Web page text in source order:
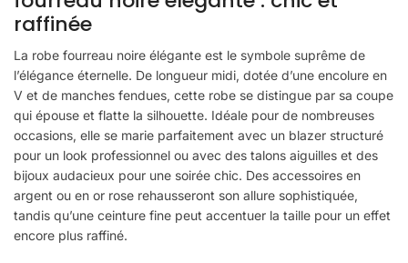
raffinée
La robe fourreau noire élégante est le symbole suprême de
l’élégance éternelle. De longueur midi, dotée d’une encolure en
V et de manches fendues, cette robe se distingue par sa coupe
qui épouse et flatte la silhouette. Idéale pour de nombreuses
occasions, elle se marie parfaitement avec un blazer structuré
pour un look professionnel ou avec des talons aiguilles et des
bijoux audacieux pour une soirée chic. Des accessoires en
argent ou en or rose rehausseront son allure sophistiquée,
tandis qu’une ceinture fine peut accentuer la taille pour un effet
encore plus raffiné.